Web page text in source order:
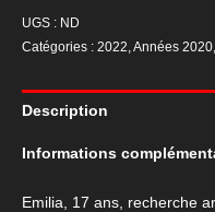
du
film
The
UGS : ND
Catégories : 2022 Années 2020
Description
Informations
Emilia, 17 ans, recherche